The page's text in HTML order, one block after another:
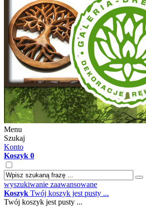
Menu
Szukaj
Konto
Koszyk 0
wyszukiwanie zaawansowane
Koszyk Twój koszyk jest pusty ...
Twój koszyk jest pusty ...